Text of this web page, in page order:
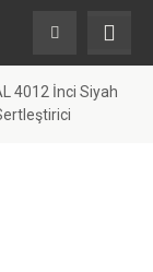
4012 İnci Siyah